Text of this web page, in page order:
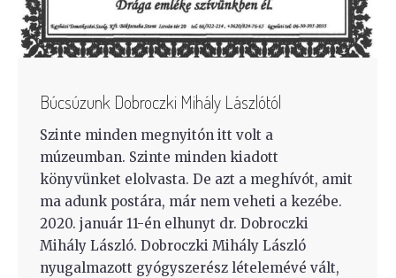
Búcsúzunk Dobroczki Mihály Lászlótól
Szinte minden megnyitón itt volt a
múzeumban. Szinte minden kiadott
könyvünket elolvasta. De azt a meghívót, amit
ma adunk postára, már nem veheti a kezébe.
2020. január 11-én elhunyt dr. Dobroczki
Mihály László. Dobroczki Mihály László
nyugalmazott gyógyszerész lételemévé vált,